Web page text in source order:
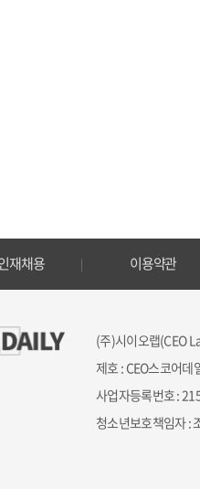
재채용 이용약관
(주)시이오랩(CEO
제호 : CEO스코어데
사업자등록번호 :
청소년보호책임자 :